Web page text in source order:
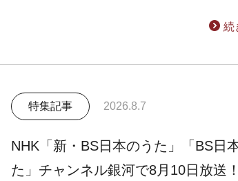
続
特集記事 2026.8.7
NHK「新・BS日本のうた」「BS日
た」チャンネル銀河で8月10日放送